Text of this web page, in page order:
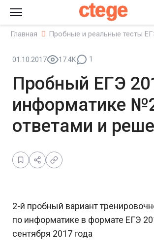
ctege
Главная Пробные и реальные тесты
01.10.2017 17.4K 1
Пробный ЕГЭ
информатике
ответами и
2-й пробный вариант
по информатике в формате ЕГЭ
сентября 2017 года